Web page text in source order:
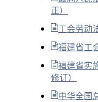
正）
工会劳动
福建省工
福建省实
修订）
中华全国